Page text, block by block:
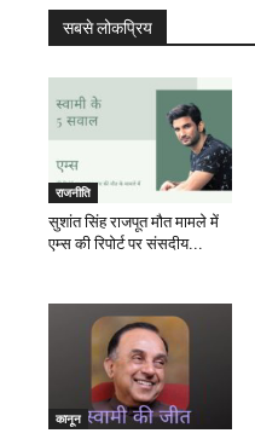
सबसे लोकप्रिय
राजनीति
सुशांत सिंह राजपूत मौत मामले में
एम्स की रिपोर्ट पर संसदीय...
कानून